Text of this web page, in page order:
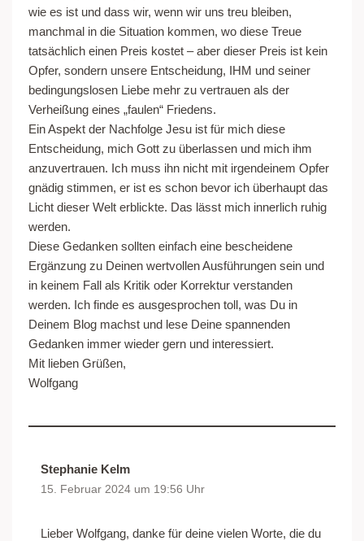
wie es ist und dass wir, wenn wir uns treu bleiben,
manchmal in die Situation kommen, wo diese Treue
tatsächlich einen Preis kostet – aber dieser Preis ist kein
Opfer, sondern unsere Entscheidung, IHM und seiner
bedingungslosen Liebe mehr zu vertrauen als der
Verheißung eines „faulen“ Friedens.
Ein Aspekt der Nachfolge Jesu ist für mich diese
Entscheidung, mich Gott zu überlassen und mich ihm
anzuvertrauen. Ich muss ihn nicht mit irgendeinem Opfer
gnädig stimmen, er ist es schon bevor ich überhaupt das
Licht dieser Welt erblickte. Das lässt mich innerlich ruhig
werden.
Diese Gedanken sollten einfach eine bescheidene
Ergänzung zu Deinen wertvollen Ausführungen sein und
in keinem Fall als Kritik oder Korrektur verstanden
werden. Ich finde es ausgesprochen toll, was Du in
Deinem Blog machst und lese Deine spannenden
Gedanken immer wieder gern und interessiert.
Mit lieben Grüßen,
Wolfgang
Stephanie Kelm
15. Februar 2024 um 19:56 Uhr
Lieber Wolfgang, danke für deine vielen Worte, die du